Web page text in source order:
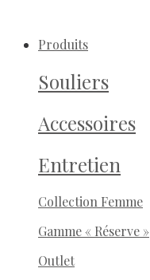
Produits
Souliers
Accessoires
Entretien
Collection Femme
Gamme « Réserve »
Outlet